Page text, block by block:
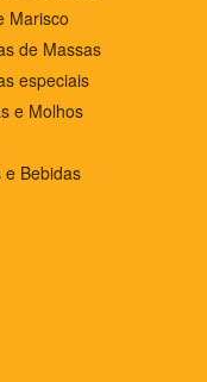
Marisco
de Massas
especiais
e Molhos
e Bebidas